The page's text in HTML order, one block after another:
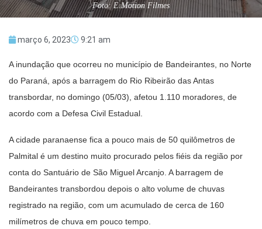
Foto: E.Motion Filmes
março 6, 2023 9:21 am
A inundação que ocorreu no município de Bandeirantes, no Norte
do Paraná, após a barragem do Rio Ribeirão das Antas
transbordar, no domingo (05/03), afetou 1.110 moradores, de
acordo com a Defesa Civil Estadual.
A cidade paranaense fica a pouco mais de 50 quilômetros de
Palmital é um destino muito procurado pelos fiéis da região por
conta do Santuário de São Miguel Arcanjo. A barragem de
Bandeirantes transbordou depois o alto volume de chuvas
registrado na região, com um acumulado de cerca de 160
milímetros de chuva em pouco tempo.